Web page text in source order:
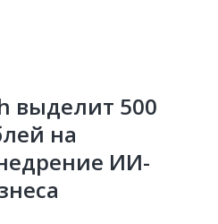
выделит 500
на
ИИ-